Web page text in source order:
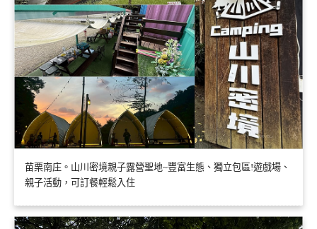
苗栗南庄。山川密境親子露營聖地~豐富生態、獨立包區!遊戲場、
親子活動，可訂餐輕鬆入住